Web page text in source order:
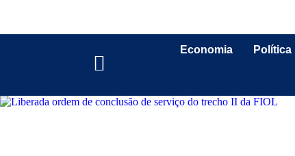
Economia Política